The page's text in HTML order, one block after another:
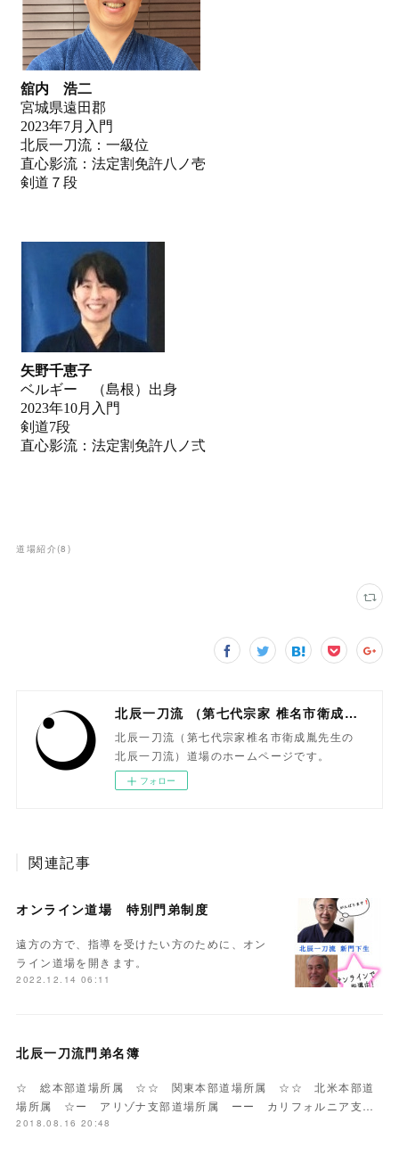
道場紹介(8 )
北辰一刀流 （第七代宗家 椎名市衛成胤）
北辰一刀流（第七代宗家椎名市衛成胤先生の
北辰一刀流）道場のホームページです。
フォロー
関連記事
オンライン道場 特別門弟制度
遠方の方で、指導を受けたい方のために、オン
ライン道場を開きます。
2022.12.14 06:11
北辰一刀流門弟名簿
☆ 総本部道場所属 ☆☆ 関東本部道場所属 ☆☆ 北米本部道
場所属 ☆ー アリゾナ支部道場所属 ーー カリフォルニア支…
2018.08.16 20:48